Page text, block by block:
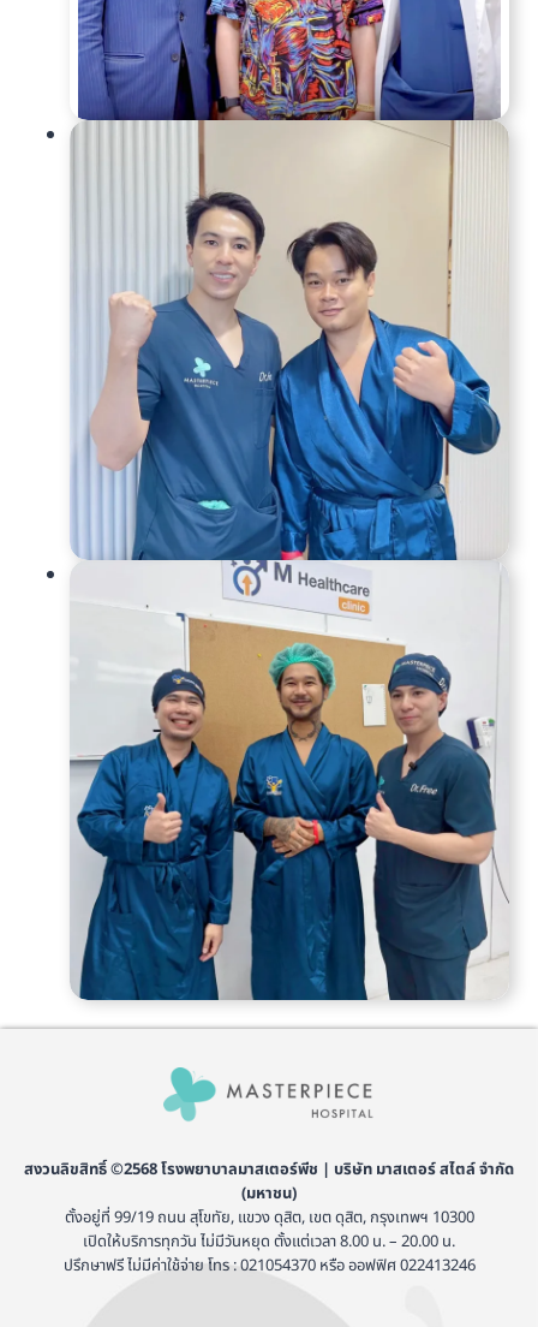
สงวนลิขสิทธิ์ ©2568 โรงพยาบาลมาสเตอร์พีช | บริษัท มาสเตอร์ สไตล์ จำกัด
(มหาชน)
ตั้งอยู่ที่ 99/19 ถนน สุโขทัย, แขวง ดุสิต, เขต ดุสิต, กรุงเทพฯ 10300
เปิดให้บริการทุกวัน ไม่มีวันหยุด ตั้งแต่เวลา 8.00 น. – 20.00 น.
ปรึกษาฟรี ไม่มีค่าใช้จ่าย โทร : 021054370 หรือ ออฟฟิศ 022413246